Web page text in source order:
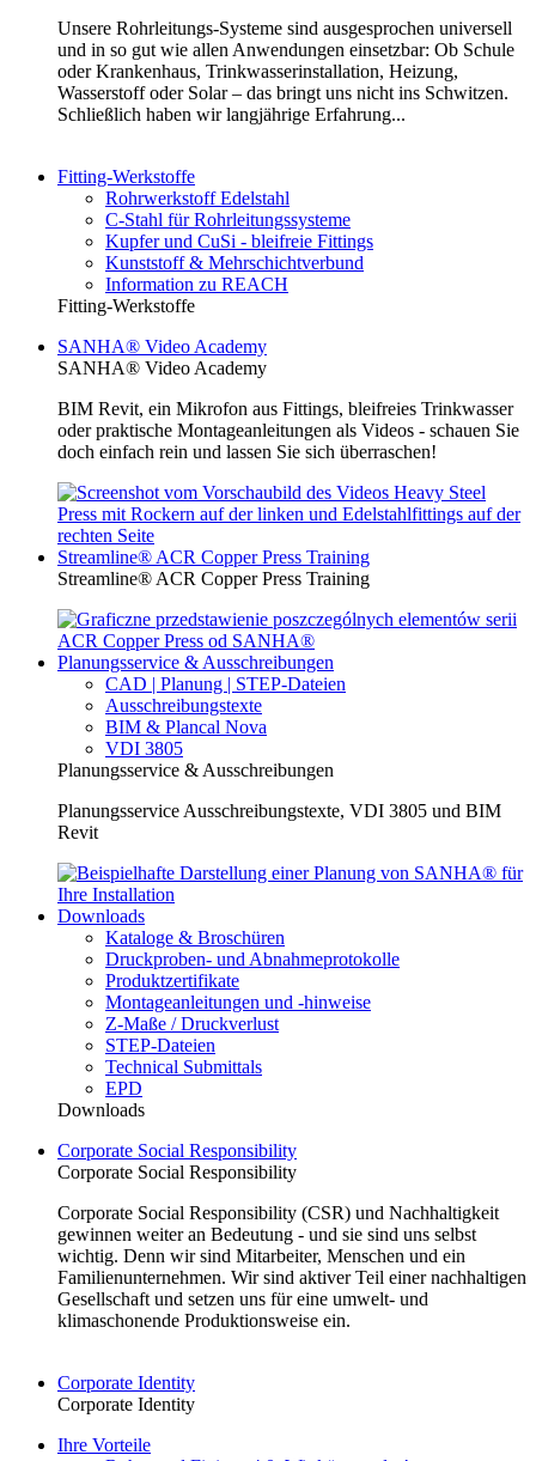
Unsere Rohrleitungs-Systeme sind ausgesprochen universell
und in so gut wie allen Anwendungen einsetzbar: Ob Schule
oder Krankenhaus, Trinkwasserinstallation, Heizung,
Wasserstoff oder Solar – das bringt uns nicht ins Schwitzen.
Schließlich haben wir langjährige Erfahrung...
Fitting-Werkstoffe
Rohrwerkstoff Edelstahl
C-Stahl für Rohrleitungssysteme
Kupfer und CuSi - bleifreie Fittings
Kunststoff & Mehrschichtverbund
Information zu REACH
Fitting-Werkstoffe
SANHA® Video Academy
SANHA® Video Academy
BIM Revit, ein Mikrofon aus Fittings, bleifreies Trinkwasser
oder praktische Montageanleitungen als Videos - schauen Sie
doch einfach rein und lassen Sie sich überraschen!
Streamline® ACR Copper Press Training
Streamline® ACR Copper Press Training
Planungsservice & Ausschreibungen
CAD | Planung | STEP-Dateien
Ausschreibungstexte
BIM & Plancal Nova
VDI 3805
Planungsservice & Ausschreibungen
Planungsservice Ausschreibungstexte, VDI 3805 und BIM
Revit
Downloads
Kataloge & Broschüren
Druckproben- und Abnahmeprotokolle
Produktzertifikate
Montageanleitungen und -hinweise
Z-Maße / Druckverlust
STEP-Dateien
Technical Submittals
EPD
Downloads
Corporate Social Responsibility
Corporate Social Responsibility
Corporate Social Responsibility (CSR) und Nachhaltigkeit
gewinnen weiter an Bedeutung - und sie sind uns selbst
wichtig. Denn wir sind Mitarbeiter, Menschen und ein
Familienunternehmen. Wir sind aktiver Teil einer nachhaltigen
Gesellschaft und setzen uns für eine umwelt- und
klimaschonende Produktionsweise ein.
Corporate Identity
Corporate Identity
Ihre Vorteile